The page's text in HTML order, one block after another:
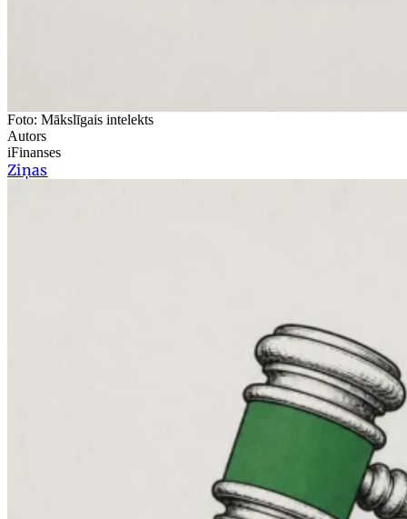
Foto: Mākslīgais intelekts
Autors
iFinanses
Ziņas